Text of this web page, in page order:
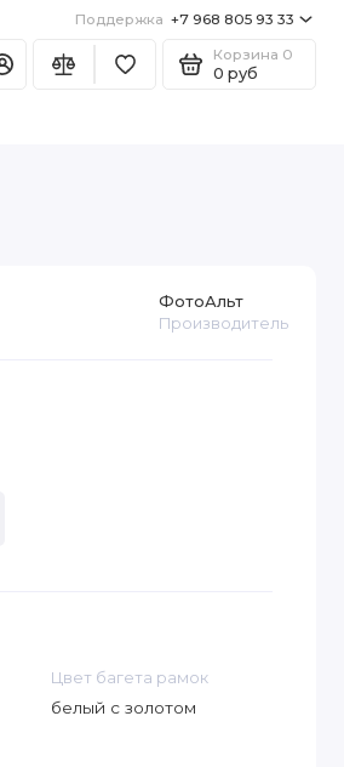
Поддержка +7 968 805 93 33
Корзина 0
0 руб
ФотоАльт
Производитель
Цвет багета рамок
белый с золотом